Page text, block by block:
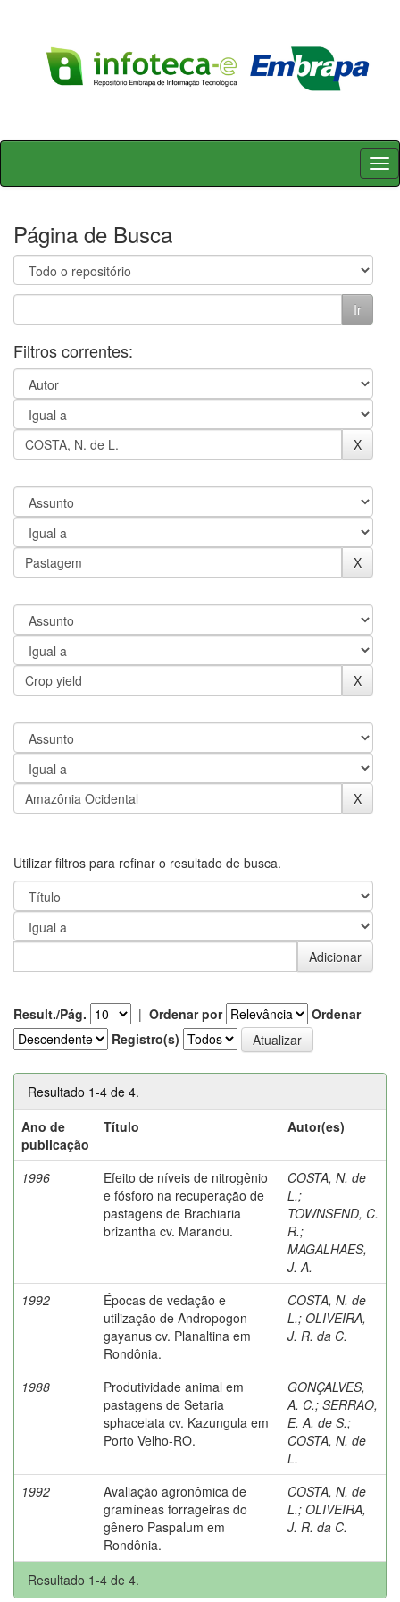
Skip
Página de Busca
Filtros correntes:
Utilizar filtros para refinar o resultado de busca.
Result./Pág. | Ordenar por
Ordenar
Registro(s)
Resultado 1-4 de 4.
Ano de
publicação
Título Autor(es)
1996
Efeito de níveis de nitrogênio
e fósforo na recuperação de
pastagens de Brachiaria
brizantha cv. Marandu.
COSTA, N. de
L.;
TOWNSEND, C.
R.;
MAGALHAES,
J. A.
1992
Épocas de vedação e
utilização de Andropogon
gayanus cv. Planaltina em
Rondônia.
COSTA, N. de
L.; OLIVEIRA,
J. R. da C.
1988
Produtividade animal em
pastagens de Setaria
sphacelata cv. Kazungula em
Porto Velho-RO.
GONÇALVES,
A. C.; SERRAO,
E. A. de S.;
COSTA, N. de
L.
1992
Avaliação agronômica de
gramíneas forrageiras do
gênero Paspalum em
Rondônia.
COSTA, N. de
L.; OLIVEIRA,
J. R. da C.
Resultado 1-4 de 4.